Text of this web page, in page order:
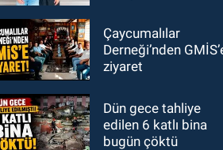
Çaycumalılar
Derneği’nden
ziyaret
Dün gece tahliye
edilen 6 katlı bina
bugün çöktü